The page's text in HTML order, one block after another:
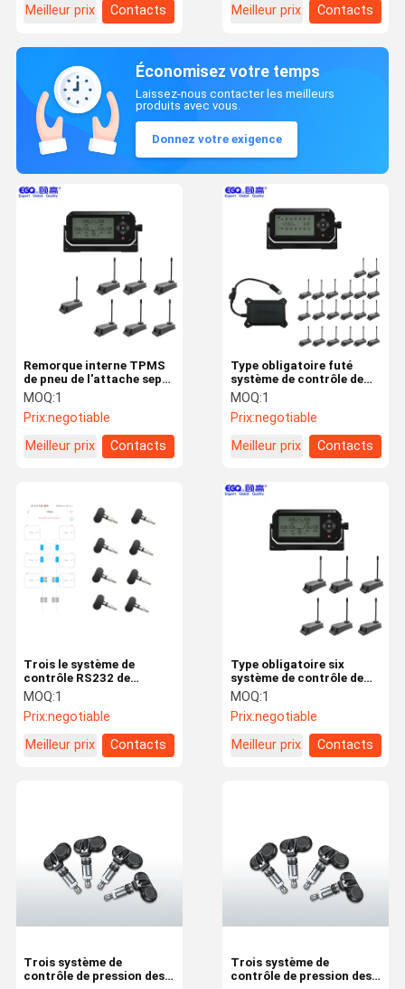
Meilleur prix
Contacts
Meilleur prix
Contacts
Économisez votre temps
Laissez-nous contacter les meilleurs
produits avec vous.
Donnez votre exigence
Type obligatoire futé
système de contrôle de
pression de pneu de
camion de 203 livres par
pouce carré
MOQ:1
Prix:negotiable
Meilleur prix
Contacts
Remorque interne TPMS
de pneu de l'attache sept
pour la remorque de
voyage
MOQ:1
Prix:negotiable
Meilleur prix
Contacts
Type obligatoire six
système de contrôle de
pneu de remorque du
pneu TPMS
MOQ:1
Prix:negotiable
Meilleur prix
Contacts
Trois le système de
contrôle RS232 de
pression des pneus du
camion TPMS de pneu a
produit la voiture TPMS
MOQ:1
Prix:negotiable
Meilleur prix
Contacts
Trois système de
contrôle de pression des
Trois système de
contrôle de pression des